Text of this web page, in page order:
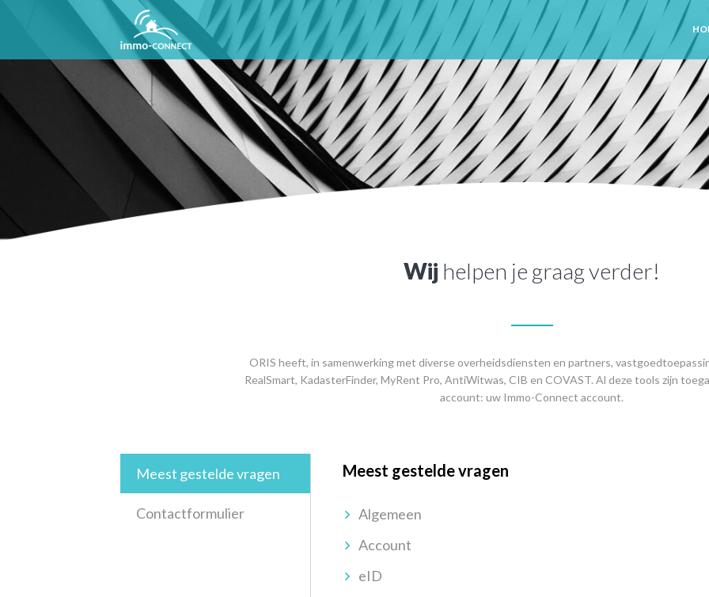
Wij helpen je graag verder!
ORIS heeft, in samenwerking met diverse overheidsdiensten en partners,
RealSmart, KadasterFinder, MyRent Pro, AntiWitwas, CIB en COVAST. Al deze tools zijn
account: uw Immo-Connect account.
Meest gestelde vragen
Contactformulier
Meest gestelde vragen
Algemeen
Account
eID